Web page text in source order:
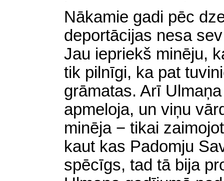
Nākamie gadi pēc
deportācijas nesa
Jau iepriekš minēju,
tik pilnīgi, ka pat
grāmatas. Arī
apmeloja, un viņu
minēja − tikai
kaut kas Padomju
spēcīgs, tad tā bija